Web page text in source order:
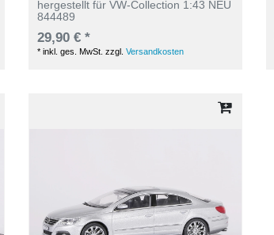
hergestellt für VW-Collection 1:43 NEU
844489
29,90 € *
*inkl. ges. MwSt. zzgl.Versandkosten